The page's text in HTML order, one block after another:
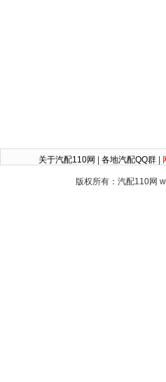
关于汽配110网 各地汽配QQ群
版权所有：汽配110网